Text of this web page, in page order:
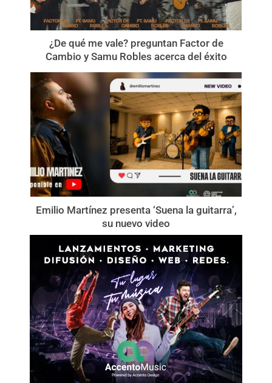
¿De qué me vale? preguntan Factor de
Cambio y Samu Robles acerca del éxito
Emilio Martínez presenta ‘Suena la guitarra’,
su nuevo video